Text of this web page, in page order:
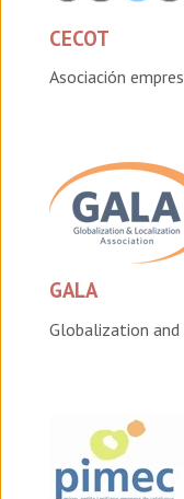
CECOT
Asociación
GALA
Globalization